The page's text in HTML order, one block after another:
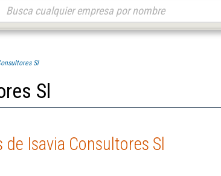
Sl
Sl
Isavia Consultores Sl